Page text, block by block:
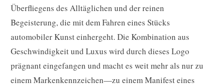
Überfliegens des Alltäglichen und der reinen
Begeisterung, die mit dem Fahren eines Stücks
automobiler Kunst einhergeht. Die Kombination aus
Geschwindigkeit und Luxus wird durch dieses Logo
prägnant eingefangen und macht es weit mehr als nur zu
einem Markenkennzeichen—zu einem Manifest eines